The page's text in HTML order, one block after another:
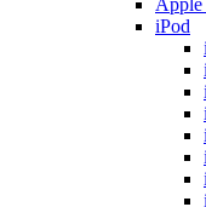
iPod